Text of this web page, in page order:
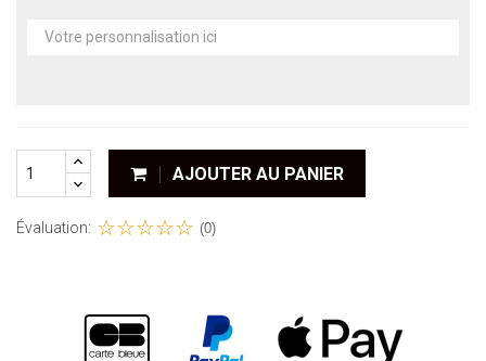
AJOUTER AU PANIER
Évaluation: (0)